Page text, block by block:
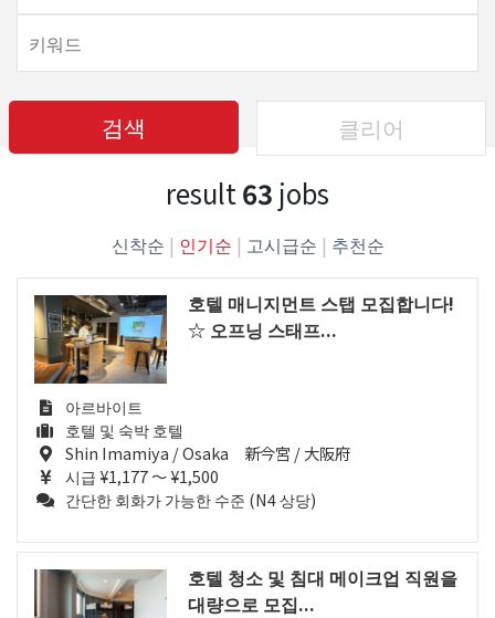
검색 클리어
result63 jobs
신착순 | 인기순 | 고시급순 | 추천순
호텔 매니지먼트 스탭 모집합니다!
☆ 오프닝 스태프...
아르바이트
호텔 및 숙박 호텔
Shin Imamiya / Osaka 新今宮 / 大阪府
시급 ¥1,177 ～ ¥1,500
간단한 회화가 가능한 수준 (N4 상당)
호텔 청소 및 침대 메이크업 직원을
대량으로 모집...